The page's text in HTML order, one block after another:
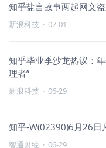
知乎盐言故事两起网文
新浪科技 · 07-01
知乎毕业季沙龙热议：
理者”
新浪科技 · 06-29
知乎-W(02390)6月26
智通财经 · 06-29